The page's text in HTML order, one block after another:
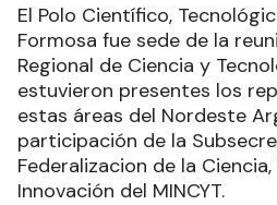
El Polo Científico,
Formosa fue sede de la
Regional de Ciencia y
estuvieron presentes los
estas áreas del Nordeste
participación de la
Federalizacion de la
Innovación del MINCYT.